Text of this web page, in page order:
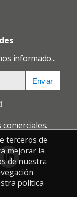
informado...
Enviar
terceros de
mejorar la
de nuestra
política